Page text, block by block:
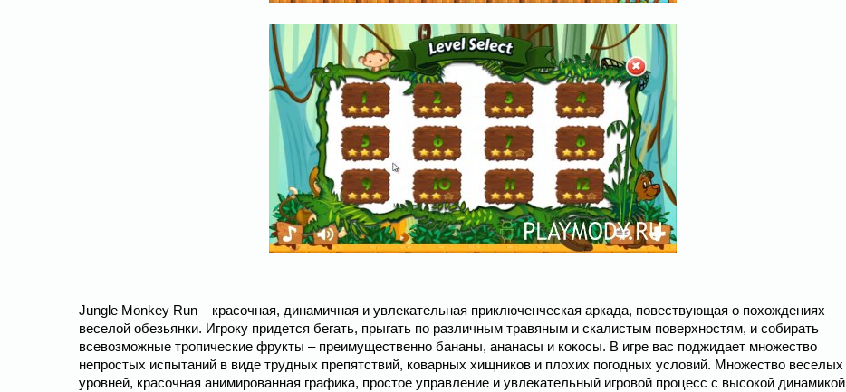
Jungle Monkey Run – красочная, динамичная и увлекательная приключенческая аркада, повествующая о похождениях
веселой обезьянки. Игроку придется бегать, прыгать по различным травяным и скалистым поверхностям, и собирать
всевозможные тропические фрукты – преимущественно бананы, ананасы и кокосы. В игре вас поджидает множество
непростых испытаний в виде трудных препятствий, коварных хищников и плохих погодных условий. Множество веселых
уровней, красочная анимированная графика, простое управление и увлекательный игровой процесс с высокой динамикой